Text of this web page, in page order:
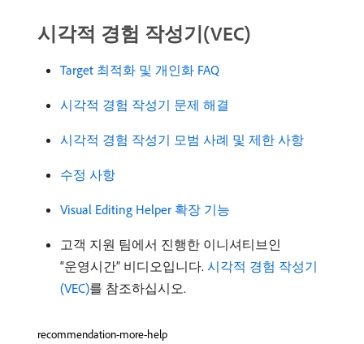
시각적 경험 작성기(VEC)
Target 최적화 및 개인화 FAQ
시각적 경험 작성기 문제 해결
시각적 경험 작성기 모범 사례 및 제한 사항
수정 사항
Visual Editing Helper 확장 기능
고객 지원 팀에서 진행한 이니셔티브인
“운영시간” 비디오입니다. 시각적 경험 작성기
(VEC)를 참조하십시오.
recommendation-more-help